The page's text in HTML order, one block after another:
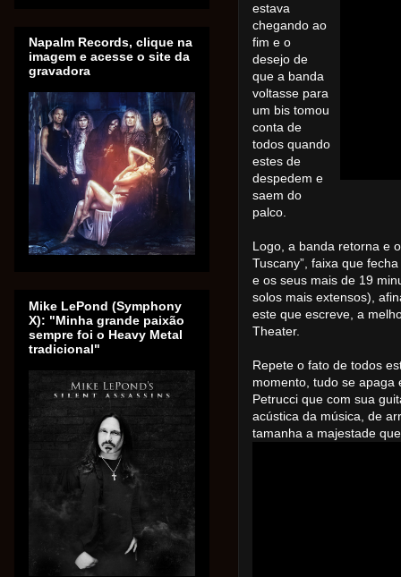
estava
chegando ao
fim e o
desejo de
que a banda
voltasse para
um bis tomou
conta de
todos quando
estes de
despedem e
saem do
palco.
Logo, a banda retorna e
Tuscany”, faixa que
e os seus mais de 19
solos mais extensos),
este que escreve, a
Theater.
Repete o fato de todos
momento, tudo se apaga
Petrucci que com sua
acústica da música, de
tamanha a majestade
Napalm Records, clique na
imagem e acesse o site da
gravadora
Mike LePond (Symphony
X): "Minha grande paixão
sempre foi o Heavy Metal
tradicional"